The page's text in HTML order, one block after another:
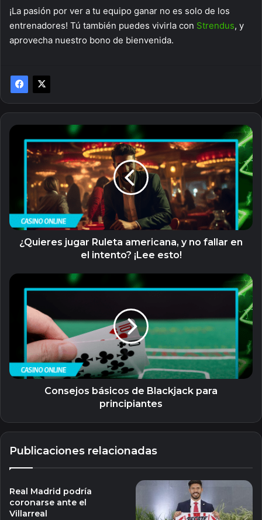
¡La pasión por ver a tu equipo ganar no es solo de los
entrenadores! Tú también puedes vivirla con Strendus, y
aprovecha nuestro bono de bienvenida.
¿Quieres
jugar
Ruleta
americana,
en
el
intento?
¿Quieres jugar Ruleta americana, y no fallar en
el intento? ¡Lee esto!
Consejos
básicos
Blackjack
principiantes
Consejos básicos de Blackjack para
principiantes
Publicaciones relacionadas
Real Madrid podría
coronarse ante el
Villarreal